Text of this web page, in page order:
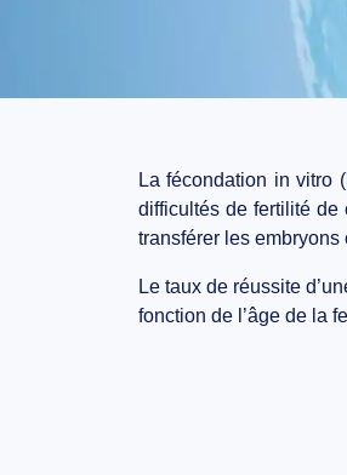
Lafécondation in vitro
difficultés de fertilité de
transférer les embryons
Le taux de réussite
fonction de l’âge de la